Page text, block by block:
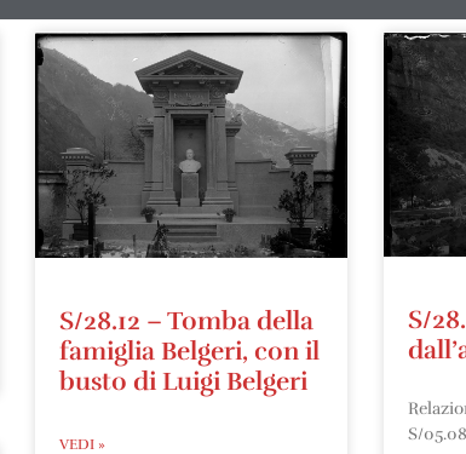
S/28.12 – Tomba della
famiglia Belgeri, con il
busto di Luigi Belgeri
VEDI »
S/
S/05.08